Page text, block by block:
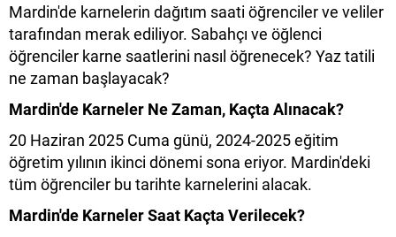
Mardin'de karnelerin dağıtım saati öğrenciler ve veliler
tarafından merak ediliyor. Sabahçı ve öğlenci
öğrenciler karne saatlerini nasıl öğrenecek? Yaz tatili
ne zaman başlayacak?
Mardin'de Karneler Ne Zaman, Kaçta Alınacak?
20 Haziran 2025 Cuma günü, 2024-2025 eğitim
öğretim yılının ikinci dönemi sona eriyor. Mardin'deki
tüm öğrenciler bu tarihte karnelerini alacak.
Mardin'de Karneler Saat Kaçta Verilecek?